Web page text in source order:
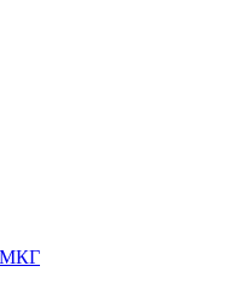
МКГ